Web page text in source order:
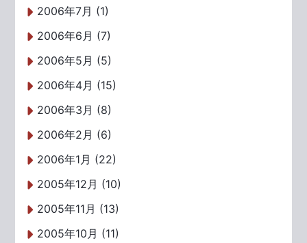
2006年7月 (1)
2006年6月 (7)
2006年5月 (5)
2006年4月 (15)
2006年3月 (8)
2006年2月 (6)
2006年1月 (22)
2005年12月 (10)
2005年11月 (13)
2005年10月 (11)